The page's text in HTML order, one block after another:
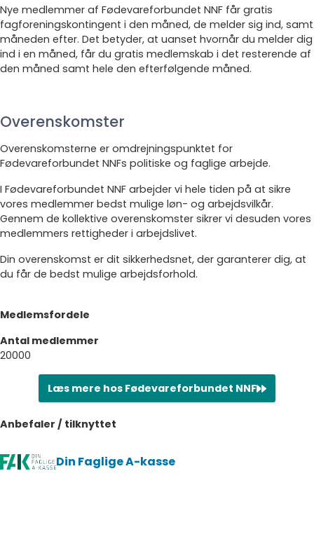
Nye medlemmer af Fødevareforbundet NNF får gratis
fagforeningskontingent i den måned, de melder sig ind, samt
måneden efter. Det betyder, at uanset hvornår du melder dig
ind i en måned, får du gratis medlemskab i det resterende af
den måned samt hele den efterfølgende måned.
Overenskomster
Overenskomsterne er omdrejningspunktet for
Fødevareforbundet NNFs politiske og faglige arbejde.
I Fødevareforbundet NNF arbejder vi hele tiden på at sikre
vores medlemmer bedst mulige løn- og arbejdsvilkår.
Gennem de kollektive overenskomster sikrer vi desuden vores
medlemmers rettigheder i arbejdslivet.
Din overenskomst er dit sikkerhedsnet, der garanterer dig, at
du får de bedst mulige arbejdsforhold.
Medlemsfordele
Antal medlemmer
20000
Læs mere hos Fødevareforbundet NNF
Anbefaler / tilknyttet
Din Faglige A-kasse